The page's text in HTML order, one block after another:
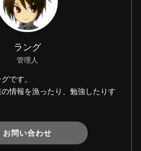
ラング
管理人
です。
情報を漁ったり、勉強したりす
お問い合わせ